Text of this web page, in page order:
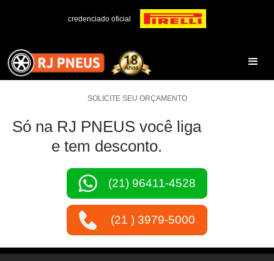
credenciado oficial
SOLICITE SEU ORÇAMENTO
Só na RJ PNEUS você liga
e tem desconto.
(21) 96411-4528
(21 ) 3979-5000